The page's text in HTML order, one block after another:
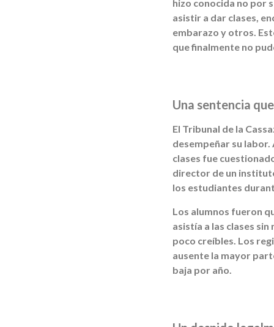
hizo conocida no por
asistir a dar clases,
embarazo y otros.
que finalmente no
Una sentencia
El Tribunal de la
desempeñar su
clases fue
director de un
los estudiantes
Los alumnos fueron
asistía a las clases
poco creíbles. Los
ausente la mayor
baja por año.